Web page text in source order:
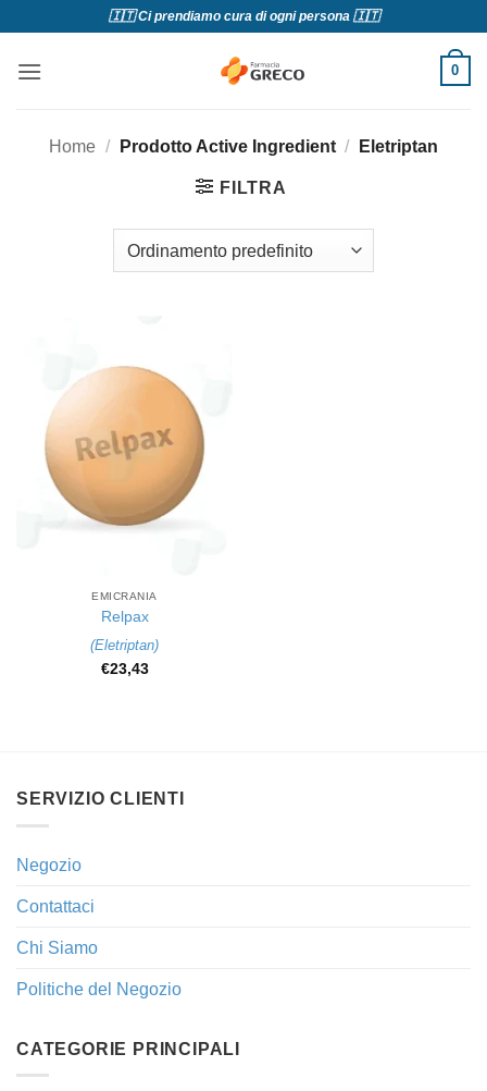
contenuti
🇮🇹 Ci prendiamo cura di ogni persona 🇮🇹
0
Home / Prodotto Active Ingredient / Eletriptan
FILTRA
EMICRANIA
Relpax
(Eletriptan)
€23,43
SERVIZIO CLIENTI
Negozio
Contattaci
Chi Siamo
Politiche del Negozio
CATEGORIE PRINCIPALI